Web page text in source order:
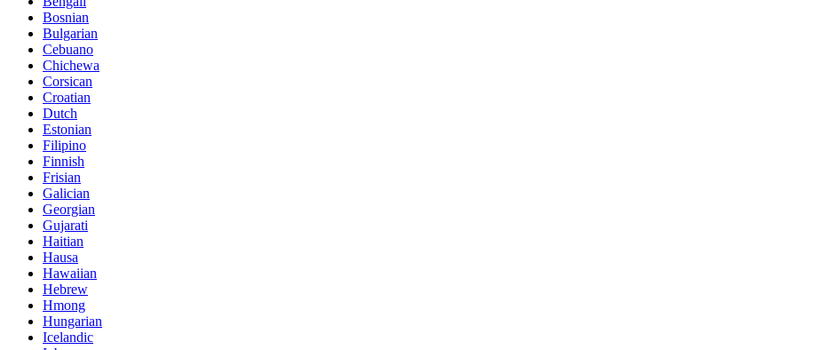
Bosnian
Bulgarian
Cebuano
Chichewa
Corsican
Croatian
Dutch
Estonian
Filipino
Finnish
Frisian
Galician
Georgian
Gujarati
Haitian
Hausa
Hawaiian
Hebrew
Hmong
Hungarian
Icelandic